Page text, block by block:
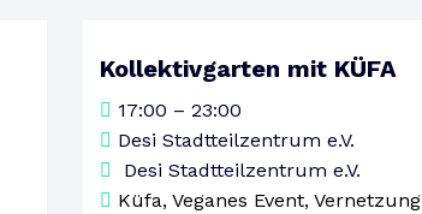
20
AUGUST
DONNERSTAG
Kollektivgarten mit KÜFA
17:00 – 23:00
Desi Stadtteilzentrum e.V.
Desi Stadtteilzentrum e.V.
Küfa, Veganes Event, Vernetzung